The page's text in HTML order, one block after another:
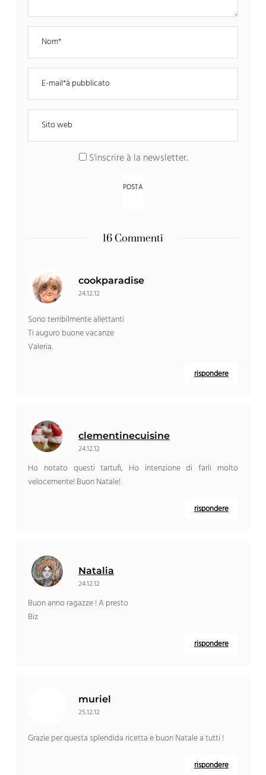
S'inscrire à la newsletter.
16 Commenti
cookparadise
24.12.12
Sono terribilmente allettanti
Ti auguro buone vacanze
Valeria.
rispondere
clementinecuisine
24.12.12
Ho notato questi tartufi, Ho intenzione di farli molto
velocemente! Buon Natale!
rispondere
Natalia
24.12.12
Buon anno ragazze ! A presto
Biz
rispondere
muriel
25.12.12
Grazie per questa splendida ricetta e buon Natale a tutti !
rispondere